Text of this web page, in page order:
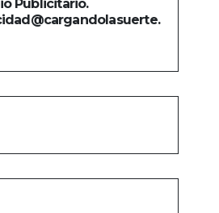
Publicitario.